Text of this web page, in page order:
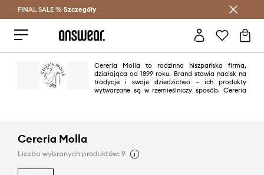
Oszczędzaj z Answear Club >
FINAL SALE % Szczegóły
Cereria Molla to rodzinna hiszpańska firma,
działająca od 1899 roku. Brand stawia nacisk na
tradycje i swoje dziedzictwo – ich produkty
wytwarzane są w rzemieślniczy sposób. Cereria
Cereria Molla
Liczba wybranych produktów: 9